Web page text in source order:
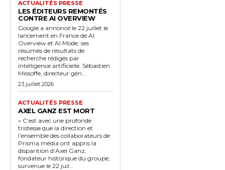
ACTUALITÉS PRESSE
LES ÉDITEURS REMONTÉS
CONTRE AI OVERVIEW
Google a annoncé le 22 juillet le
lancement en France de AI
Overview et AI Mode, ses
résumés de résultats de
recherche rédigés par
intelligence artificielle. Sébastien
Missoffe, directeur gén...
23 juillet 2026
ACTUALITÉS PRESSE
AXEL GANZ EST MORT
« C’est avec une profonde
tristesse que la direction et
l’ensemble des collaborateurs de
Prisma média ont appris la
disparition d’Axel Ganz,
fondateur historique du groupe,
survenue le 22 juil...